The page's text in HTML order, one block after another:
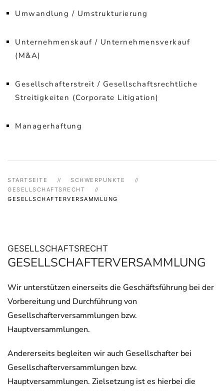
Umwandlung / Umstrukturierung
Unternehmenskauf / Unternehmensverkauf
(M&A)
Gesellschafterstreit / Gesellschaftsrechtliche
Streitigkeiten (Corporate Litigation)
Managerhaftung
STARTSEITE
SCHWERPUNKTE
GESELLSCHAFTSRECHT
GESELLSCHAFTERVERSAMMLUNG
GESELLSCHAFTSRECHT
GESELLSCHAFTERVERSAMMLUNG
Wir unterstützen einerseits die Geschäftsführung bei der
Vorbereitung und Durchführung von
Gesellschafterversammlungen bzw.
Hauptversammlungen.
Andererseits begleiten wir auch Gesellschafter bei
Gesellschafterversammlungen bzw.
Hauptversammlungen. Zielsetzung ist es hierbei die